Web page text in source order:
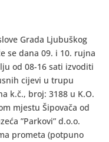
Grada Ljubuškog
se dana 09. i 10. rujna
od 08-16 sati izvoditi
cijevi u trupu
k.č., broj: 3188 u K.O.
mjestu Šipovača od
”Parkovi” d.o.o.
prometa (potpuno